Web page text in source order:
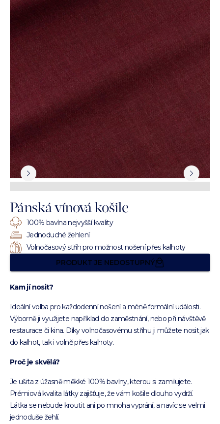
Pánská vínová košile
100% bavlna nejvyšší kvality
Jednoduché žehlení
Volnočasový střih pro možnost nošení přes kalhoty
PRODUKT JE NEDOSTUPNÝ
Kam jí nosit?
Ideální volba pro každodenní nošení a méně formální události.
Výborně ji využijete například do zaměstnání, nebo při návštěvě
restaurace či kina. Díky volnočasovému střihu ji můžete nosit jak
do kalhot, tak i volně přes kalhoty.
Proč je skvělá?
Je ušita z úžasně měkké 100% bavlny, kterou si zamilujete.
Prémiová kvalita látky zajišťuje, že vám košile dlouho vydrží.
Látka se nebude kroutit ani po mnoha vyprání, a navíc se velmi
jednoduše žehlí.